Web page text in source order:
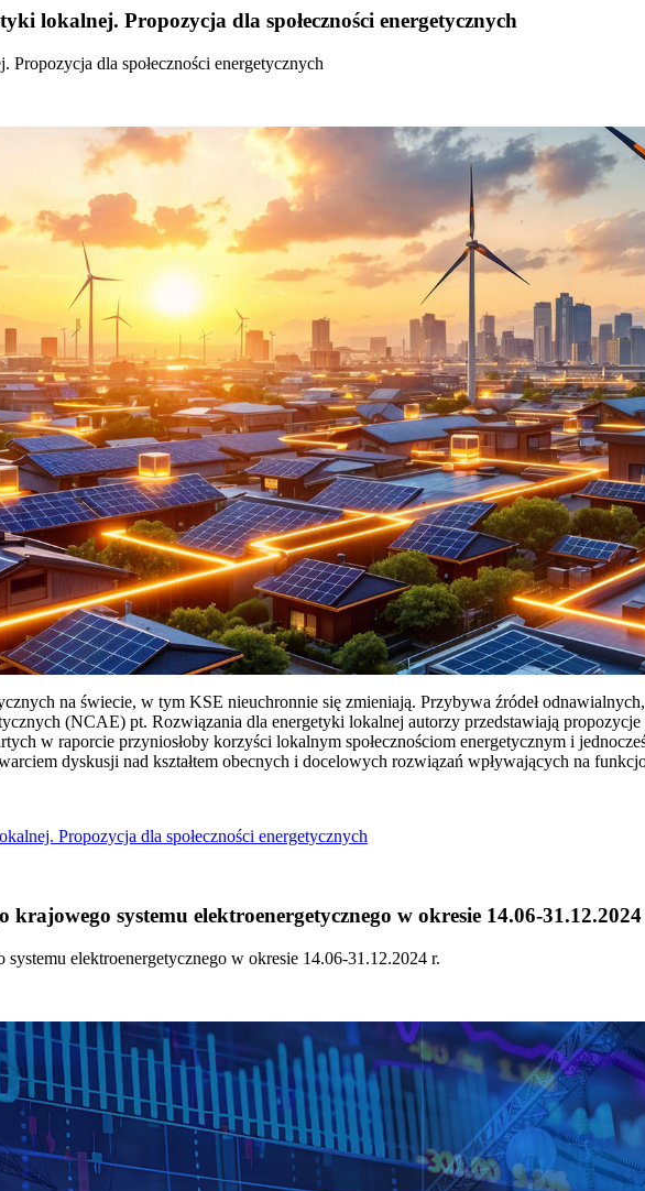
lokalnej. Propozycja dla społeczności energetycznych
dla społeczności energetycznych
na świecie, w tym KSE nieuchronnie się zmieniają. Przybywa źródeł
(NCAE) pt. Rozwiązania dla energetyki lokalnej autorzy przedstawiają
w raporcie przyniosłoby korzyści lokalnym społecznościom energetycznym i
dyskusji nad kształtem obecnych i docelowych rozwiązań wpływających na
Propozycja dla społeczności energetycznych
systemu elektroenergetycznego w okresie 14.06-31.12.2024
elektroenergetycznego w okresie 14.06-31.12.2024 r.